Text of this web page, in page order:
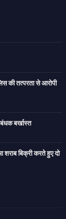
की तत्परता से आरोपी
बर्खास्त
शराब बिक्री करते हुए दो